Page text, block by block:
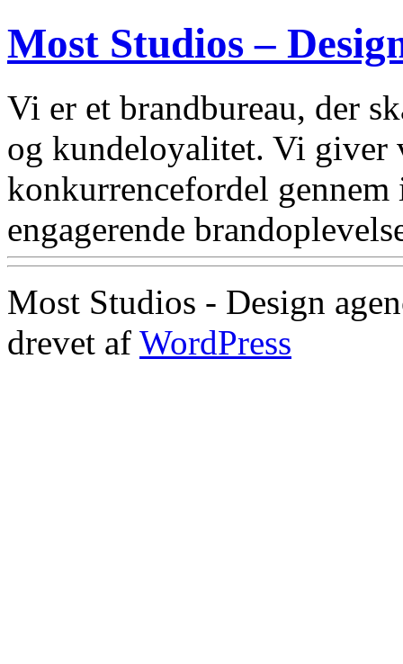
Most Studios –
Vi er et brandbureau, der
og kundeloyalitet. Vi giver
konkurrencefordel
engagerende
Most Studios - Design
drevet af WordPress